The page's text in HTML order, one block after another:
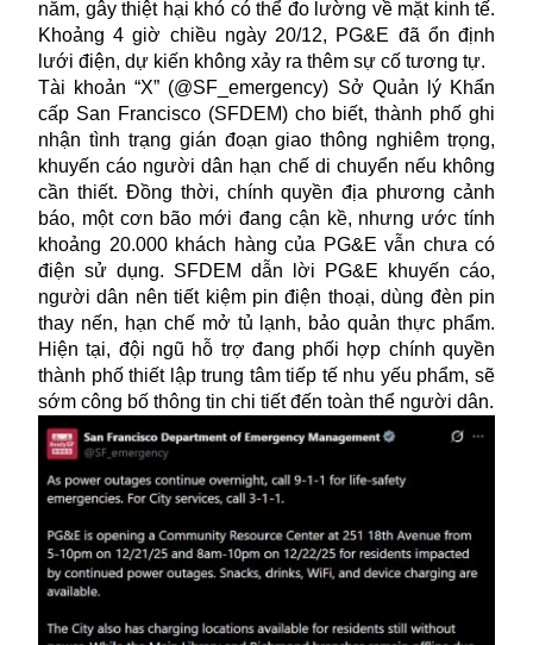
năm, gây thiệt hại khó có thể đo lường về mặt kinh tế.
Khoảng 4 giờ chiều ngày 20/12, PG&E đã ổn định
lưới điện, dự kiến không xảy ra thêm sự cố tương tự.
Tài khoản “X” (@SF_emergency) Sở Quản lý Khẩn
cấp San Francisco (SFDEM) cho biết, thành phố ghi
nhận tình trạng gián đoạn giao thông nghiêm trọng,
khuyến cáo người dân hạn chế di chuyển nếu không
cần thiết. Đồng thời, chính quyền địa phương cảnh
báo, một cơn bão mới đang cận kề, nhưng ước tính
khoảng 20.000 khách hàng của PG&E vẫn chưa có
điện sử dụng. SFDEM dẫn lời PG&E khuyến cáo,
người dân nên tiết kiệm pin điện thoại, dùng đèn pin
thay nến, hạn chế mở tủ lạnh, bảo quản thực phẩm.
Hiện tại, đội ngũ hỗ trợ đang phối hợp chính quyền
thành phố thiết lập trung tâm tiếp tế nhu yếu phẩm, sẽ
sớm công bố thông tin chi tiết đến toàn thể người dân.